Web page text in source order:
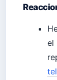
el